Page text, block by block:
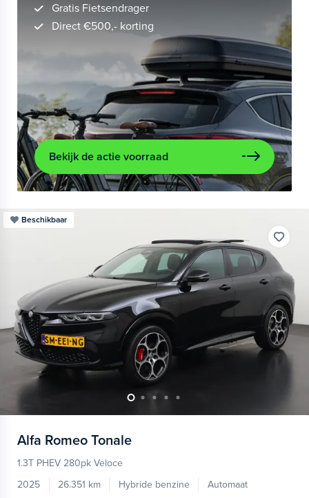
Gratis Fietsendrager
Direct €500,- korting
Bekijk de actie voorraad
Beschikbaar
Alfa Romeo Tonale
1.3T PHEV 280pk Veloce
2025
26.351 km Hybride benzine
Automaat